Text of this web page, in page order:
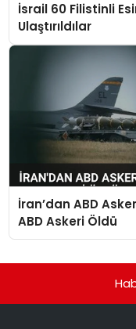
İsrail 60 Filistinli
Ulaştırıldılar
İran’dan ABD
ABD Askeri Öldü